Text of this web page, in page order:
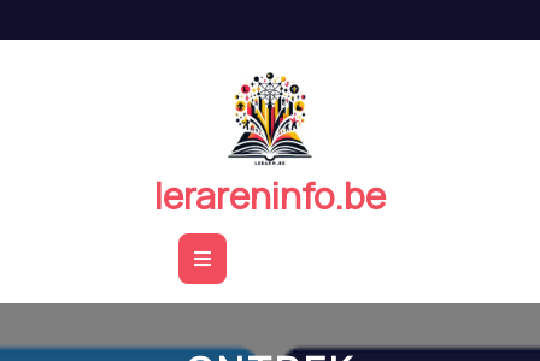
de
lerareninfo.be
Open
Button